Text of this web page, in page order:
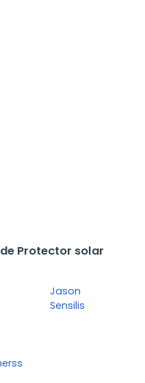
Protector solar
Jason
Sensilis